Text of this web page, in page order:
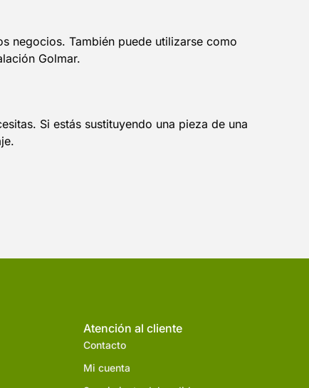
negocios. También puede utilizarse como
Golmar.
Si estás sustituyendo una pieza de una
Atención al cliente
Contacto
Mi cuenta